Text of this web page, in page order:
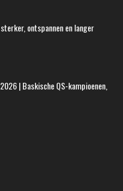
ontspannen en langer
| Baskische QS-kampioenen,